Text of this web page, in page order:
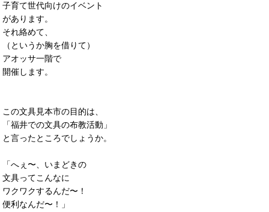
子育て世代向けのイベント
があります。
それ絡めて、
（というか胸を借りて）
アオッサ一階で
開催します。
この文具見本市の目的は、
「福井での文具の布教活動」
と言ったところでしょうか。
「へぇ〜、いまどきの
文具ってこんなに
ワクワクするんだ〜！
便利なんだ〜！」